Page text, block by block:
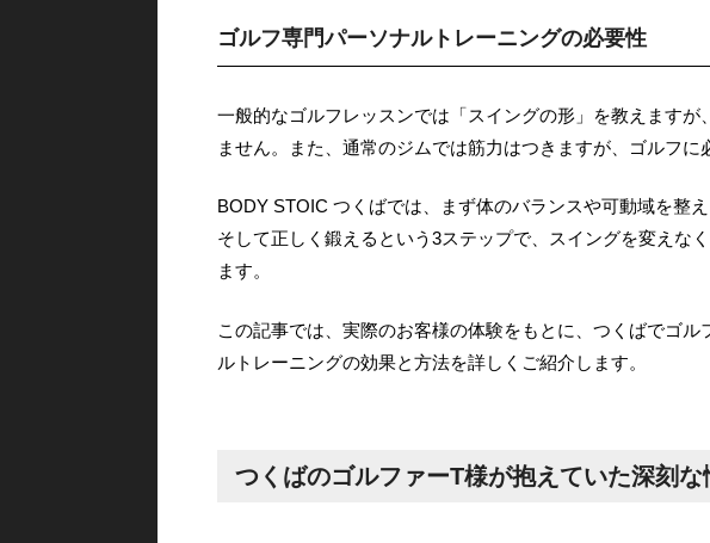
ゴルフ専門パーソナルトレーニングの必要性
一般的なゴルフレッスンでは「スイングの形」を教えます
ません。また、通常のジムでは筋力はつきますが、ゴルフに
BODY STOIC つくばでは、まず体のバランスや可動域を整
そして正しく鍛えるという3ステップで、スイングを変えな
ます。
この記事では、実際のお客様の体験をもとに、つくばでゴ
ルトレーニングの効果と方法を詳しくご紹介します。
つくばのゴルファーT様が抱えていた深刻な